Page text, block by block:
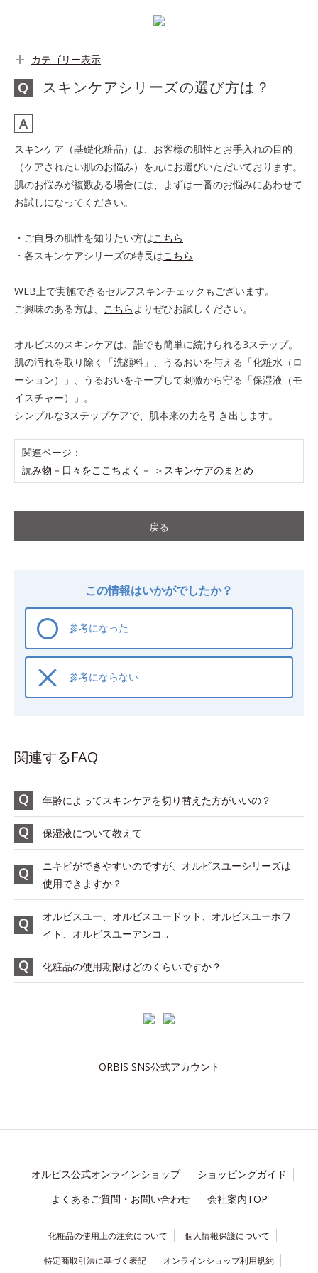
カテゴリー表示
スキンケアシリーズの選び方は？
スキンケア（基礎化粧品）は、お客様の肌性とお手入れの目的
（ケアされたい肌のお悩み）を元にお選びいただいております。
肌のお悩みが複数ある場合には、まずは一番のお悩みにあわせて
お試しになってください。
・ご自身の肌性を知りたい方はこちら
・各スキンケアシリーズの特長はこちら
WEB上で実施できるセルフスキンチェックもございます。
ご興味のある方は、 こちらよりぜひお試しください。
オルビスのスキンケアは、誰でも簡単に続けられる3ステップ。
肌の汚れを取り除く「洗顔料」、うるおいを与える「化粧水（ロ
ーション）」、うるおいをキープして刺激から守る「保湿液（モ
イスチャー）」。
シンプルな3ステップケアで、肌本来の力を引き出します。
関連ページ：
読み物－日々をここちよく－ ＞スキンケアのまとめ
戻る
この情報はいかがでしたか？
参考になった
参考にならない
関連するFAQ
年齢によってスキンケアを切り替えた方がいいの？
保湿液について教えて
ニキビができやすいのですが、オルビスユーシリーズは
使用できますか？
オルビスユー、オルビスユードット、オルビスユーホワ
イト、オルビスユーアンコ...
化粧品の使用期限はどのくらいですか？
ORBIS SNS公式アカウント
オルビス公式オンラインショップ
ショッピングガイド
よくあるご質問・お問い合わせ
会社案内TOP
化粧品の使用上の注意について 個人情報保護について
特定商取引法に基づく表記 オンラインショップ利用規約